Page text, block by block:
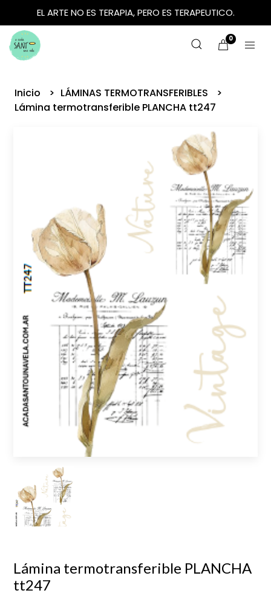
EL ARTE NO ES TERAPIA, PERO ES TERAPEUTICO.
0
Inicio
LÁMINAS TERMOTRANSFERIBLES
Lámina termotransferible PLANCHA tt247
Lámina termotransferible PLANCHA
tt247